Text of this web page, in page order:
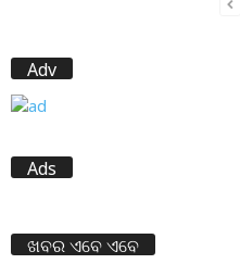
Adv
Ads
ଖବର ଏବେ ଏବେ